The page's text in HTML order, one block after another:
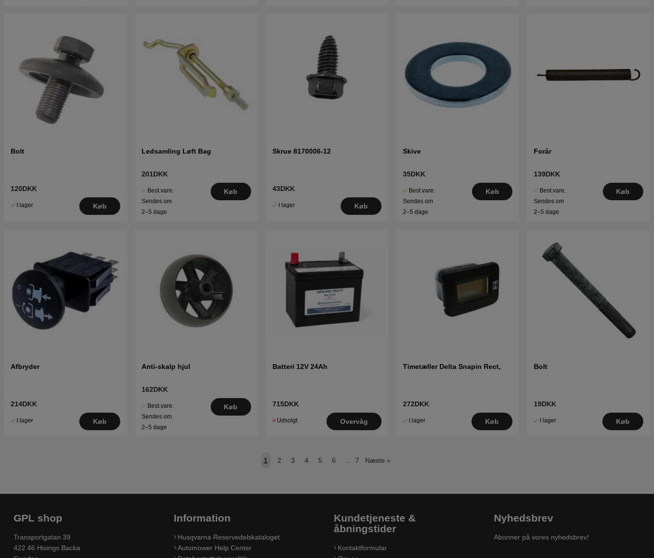
Bolt
120DKK
I lager Køb
Ledsamling Løft Bag
201DKK
Best.vare.
Sendes om
2–5 dage
Køb
Skrue 8170006-12
43DKK
I lager Køb
Skive
35DKK
Best.vare.
Sendes om
2–5 dage
Køb
Forår
139DKK
Best.vare.
Sendes om
2–5 dage
Køb
Afbryder
214DKK
I lager Køb
Anti-skalp hjul
162DKK
Best.vare.
Sendes om
2–5 dage
Køb
Batteri 12V 24Ah
715DKK
Udsolgt Overvåg
Timetæller Delta Snapin Rect,
272DKK
I lager Køb
Bolt
19DKK
I lager Køb
1 2 3 4 5 6 .. 7 Næste »
GPL shop
Transportgatan 39
422 46 Hisings Backa
Information
Husqvarna Reservedelskataloget
Automower Help Center
Kundetjeneste &
åbningstider
Kontaktformular
Nyhedsbrev
Abonner på vores nyhedsbrev!